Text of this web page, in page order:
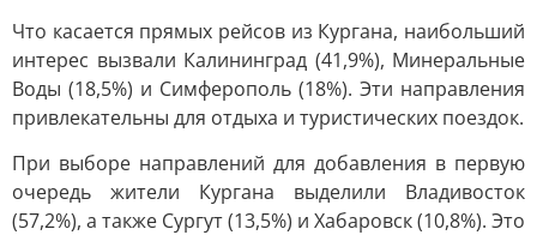
Что касается прямых рейсов из Кургана, наибольший
интерес вызвали Калининград (41,9%), Минеральные
Воды (18,5%) и Симферополь (18%). Эти направления
привлекательны для отдыха и туристических поездок.
При выборе направлений для добавления в первую
очередь жители Кургана выделили Владивосток
(57,2%), а также Сургут (13,5%) и Хабаровск (10,8%). Это